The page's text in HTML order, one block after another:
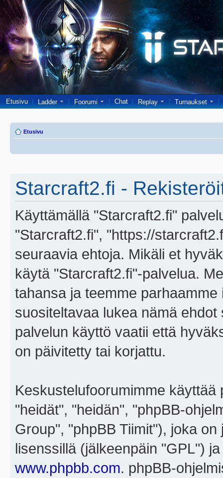
Etusivu Ladder Foorumi Chat Replay Turnaukset
Etusivu
Starcraft2.fi -
Käyttämällä "Starcraft2.fi"
"Starcraft2.fi", "https://
seuraavia ehtoja. Mikäli et
käytä "Starcraft2.fi"-palvelua.
tahansa ja teemme
suositeltavaa lukea nämä
palvelun käyttö vaatii että
on päivitetty tai korjattu.
Keskustelufoorumimme
"heidät", "heidän", "phpBB-
Group", "phpBB Tiimit"), joka on
lisenssillä (jälkeenpäin "GPL")
www.phpbb.com. phpBB-